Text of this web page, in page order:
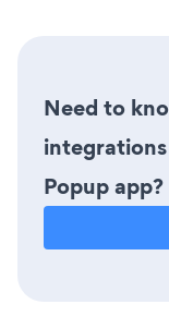
Need to
Popup app?